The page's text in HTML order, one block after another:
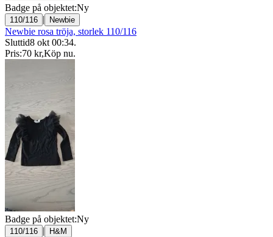
Badge på objektet:Ny
110/116 | Newbie
Newbie rosa tröja, storlek 110/116
Sluttid8 okt 00:34.
Pris:70 kr,Köp nu.
Badge på objektet:Ny
110/116 | H&M